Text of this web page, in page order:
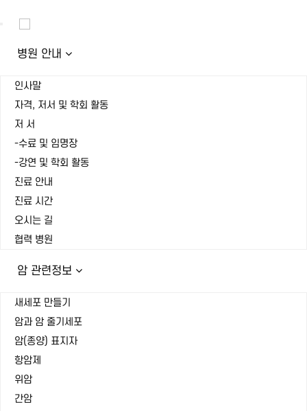
Toggle
병원 안내
인사말
자격, 저서 및 학회 활동
저 서
-수료 및 임명장
-강연 및 학회 활동
진료 안내
진료 시간
오시는 길
협력 병원
암 관련정보
새세포 만들기
암과 암 줄기세포
암(종양) 표지자
항암제
위암
간암